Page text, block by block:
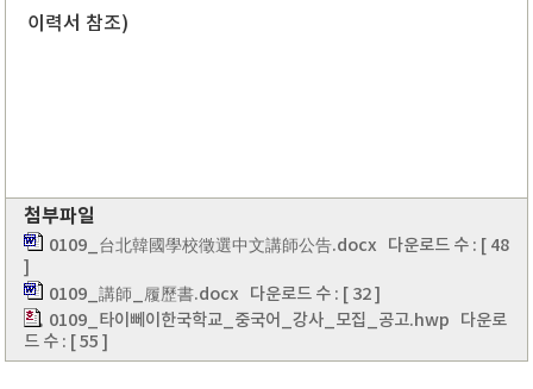
이력서 참조)
첨부파일
0109_台北韓國學校徵選中文講師公告.docx 다운로드 수 : [ 48
]
0109_講師_履歷書.docx 다운로드 수 : [ 32 ]
0109_타이뻬이한국학교_중국어_강사_모집_공고.hwp 다운로
드 수 : [ 55 ]